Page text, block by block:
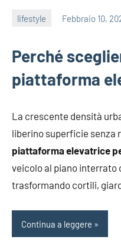
lifestyle Febbraio 10,
Perché
piattaforma
La crescente densità
liberino superficie senza
piattaforma elevatrice
veicolo al piano interrato
trasformando cortili,
Continua a leggere